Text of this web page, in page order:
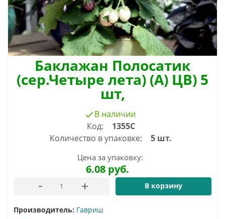
Баклажан Полосатик
(сер.Четыре лета) (А) ЦВ) 5
шт,
В наличии
Код:
1355C
Количество в упаковке:
5 шт.
Цена за упаковку:
6.08 руб.
В корзину
Производитель: Гавриш